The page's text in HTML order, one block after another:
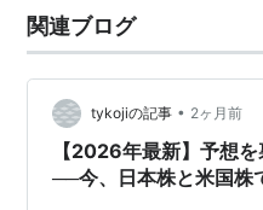
関連ブログ
tykojiの記事 • 2ヶ月前
【2026年最新】予想
──今、日本株と米国株